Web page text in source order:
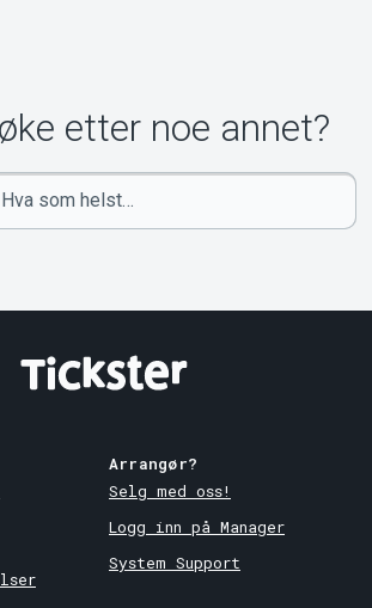
etter noe annet?
Arrangør?
Selg med oss!
Logg inn på Manager
System Support